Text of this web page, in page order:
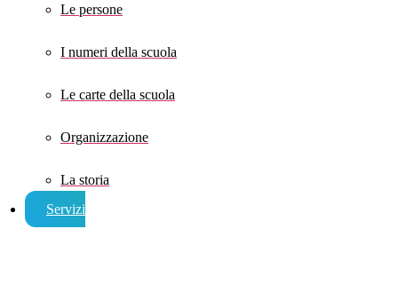
Le persone
I numeri della scuola
Le carte della scuola
Organizzazione
La storia
Servizi